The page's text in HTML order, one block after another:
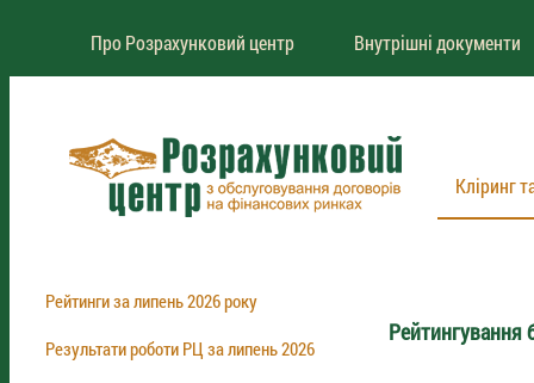
Про Розрахунковий центр Внутрішні документи
Кліринг
Рейтинги за липень 2026 року
Результати роботи РЦ за липень 2026
Рейтингування